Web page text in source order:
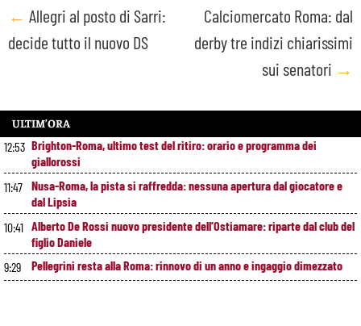
Post
navigation
← Allegri al posto di Sarri:
decide tutto il nuovo DS
Calciomercato Roma: dal
derby tre indizi chiarissimi
sui senatori →
ULTIM’ORA
12:53 Brighton-Roma, ultimo test del ritiro: orario e programma dei
giallorossi
11:47 Nusa-Roma, la pista si raffredda: nessuna apertura dal giocatore e
dal Lipsia
10:41 Alberto De Rossi nuovo presidente dell’Ostiamare: riparte dal club del
figlio Daniele
9:29
Pellegrini resta alla Roma: rinnovo di un anno e ingaggio dimezzato